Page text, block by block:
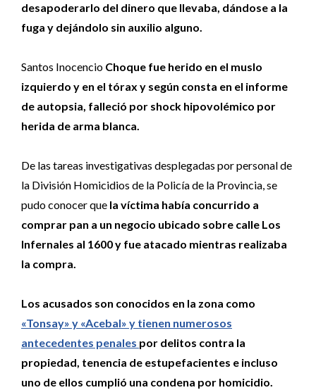
desapoderarlo del dinero que llevaba, dándose a la
fuga y dejándolo sin auxilio alguno.
Santos Inocencio Choque fue herido en el muslo
izquierdo y en el tórax y según consta en el informe
de autopsia, falleció por shock hipovolémico por
herida de arma blanca.
De las tareas investigativas desplegadas por personal de
la División Homicidios de la Policía de la Provincia, se
pudo conocer que la víctima había concurrido a
comprar pan a un negocio ubicado sobre calle Los
Infernales al 1600 y fue atacado mientras realizaba
la compra.
Los acusados son conocidos en la zona como
«Tonsay» y «Acebal» y tienen numerosos
antecedentes penales por delitos contra la
propiedad, tenencia de estupefacientes e incluso
uno de ellos cumplió una condena por homicidio.